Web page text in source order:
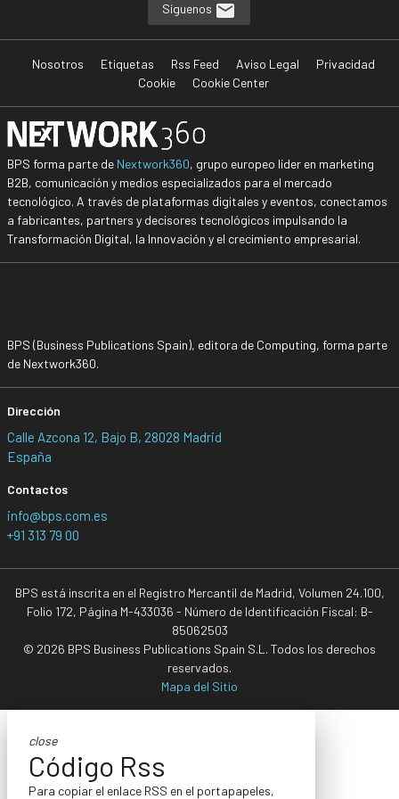
Síguenos
Nosotros Etiquetas Rss Feed Aviso Legal
Privacidad
Cookie
Cookie Center
BPS forma parte de Nextwork360, grupo europeo líder en marketing
B2B, comunicación y medios especializados para el mercado
tecnológico. A través de plataformas digitales y eventos, conectamos
a fabricantes, partners y decisores tecnológicos impulsando la
Transformación Digital, la Innovación y el crecimiento empresarial.
BPS (Business Publications Spain), editora de Computing, forma parte
de Nextwork360.
Dirección
Calle Azcona 12, Bajo B, 28028 Madrid
España
Contactos
info@bps.com.es
+91 313 79 00
BPS está inscrita en el Registro Mercantil de Madrid, Volumen 24.100,
Folio 172, Página M-433036 - Número de Identificación Fiscal: B-
85062503
© 2026 BPS Business Publications Spain S.L. Todos los derechos
reservados.
Mapa del Sitio
close
Código Rss
Para copiar el enlace RSS en el portapapeles,